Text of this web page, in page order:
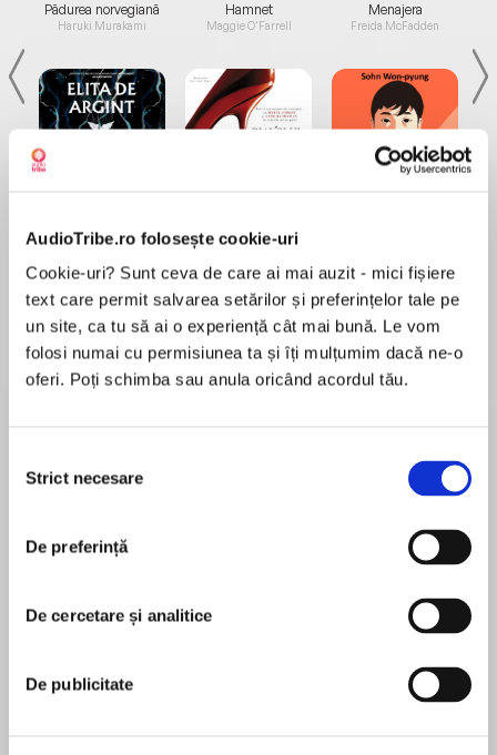
AudioTribe.ro folosește cookie-uri
Cookie-uri? Sunt ceva de care ai mai auzit - mici fișiere
text care permit salvarea setărilor și preferințelor tale pe
un site, ca tu să ai o experiență cât mai bună. Le vom
folosi numai cu permisiunea ta și îți mulțumim dacă ne-o
oferi. Poți schimba sau anula oricând acordul tău.
consimțământului
Strict necesare
De preferință
De cercetare și analitice
De publicitate
Pădurea norvegiană
Haruki Murakami
de...
Dani Francis
Hamnet
Maggie O'Farrell
la...
Lauren Weisberger
Menajera
Freida McFadden
Desprecarte
New York Times bestseller! Terri Libenson
fans of Raina Telgemeier and Jennifer L. Holm.
spotlight (not). So why did she ever agree to
something that forces her to learn a new
language, give a speech, help organize a party,
and juggle drama at school and home?! As the
În acest moment nu există recenzii
Terri Libenson
Terri Libenson is the New York Times bestselling
author of the Emmie & Friends series and the